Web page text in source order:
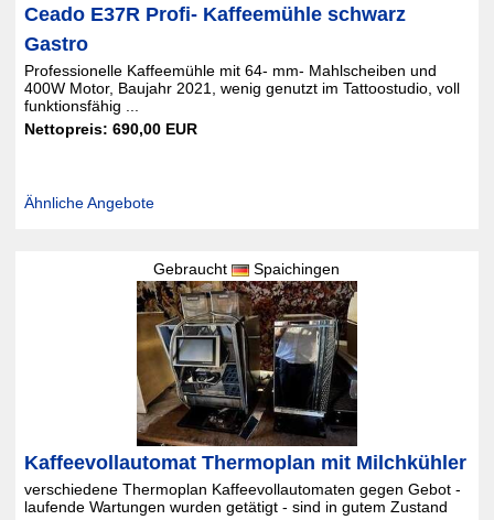
Ceado E37R Profi- Kaffeemühle schwarz 
Gastro
Professionelle Kaffeemühle mit 64- mm- Mahlscheiben und
400W Motor, Baujahr 2021, wenig genutzt im Tattoostudio, voll
funktionsfähig ...
Nettopreis: 690,00 EUR
Ähnliche Angebote
Gebraucht Spaichingen
Kaffeevollautomat Thermoplan mit Milchkühler
verschiedene Thermoplan Kaffeevollautomaten gegen Gebot -
laufende Wartungen wurden getätigt - sind in gutem Zustand